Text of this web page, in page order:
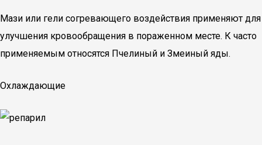
Мази или гели согревающего воздействия применяют для
улучшения кровообращения в пораженном месте. К часто
применяемым относятся Пчелиный и Змеиный яды.
Охлаждающие